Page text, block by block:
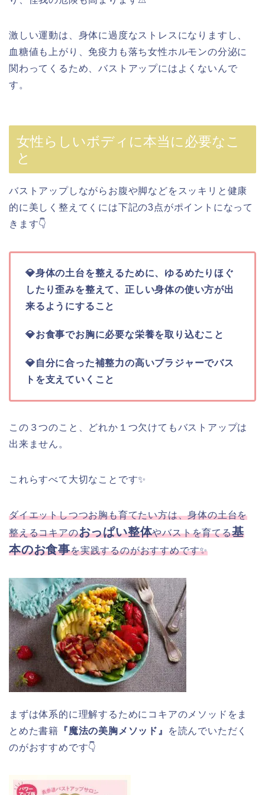
激しい運動は、身体に過度なストレスになりますし、
血糖値も上がり、免疫力も落ち女性ホルモンの分泌に
関わってくるため、バストアップにはよくないんで
す。
女性らしいボディに本当に必要なこ
と
バストアップしながらお腹や脚などをスッキリと健康
的に美しく整えてくには下記の3点がポイントになって
きます👇
💎身体の土台を整えるために、ゆるめたりほぐ
したり歪みを整えて、正しい身体の使い方が出
来るようにすること
💎お食事でお胸に必要な栄養を取り込むこと
💎自分に合った補整力の高いブラジャーでバス
トを支えていくこと
この３つのこと、どれか１つ欠けてもバストアップは
出来ません。
これらすべて大切なことです✨
ダイエットしつつお胸も育てたい方は、身体の土台を
整えるコキアのおっぱい整体やバストを育てる基
本のお食事を実践するのがおすすめです✨
まずは体系的に理解するためにコキアのメソッドをま
とめた書籍 『魔法の美胸メソッド』
を読んでいただく
のがおすすめです👇